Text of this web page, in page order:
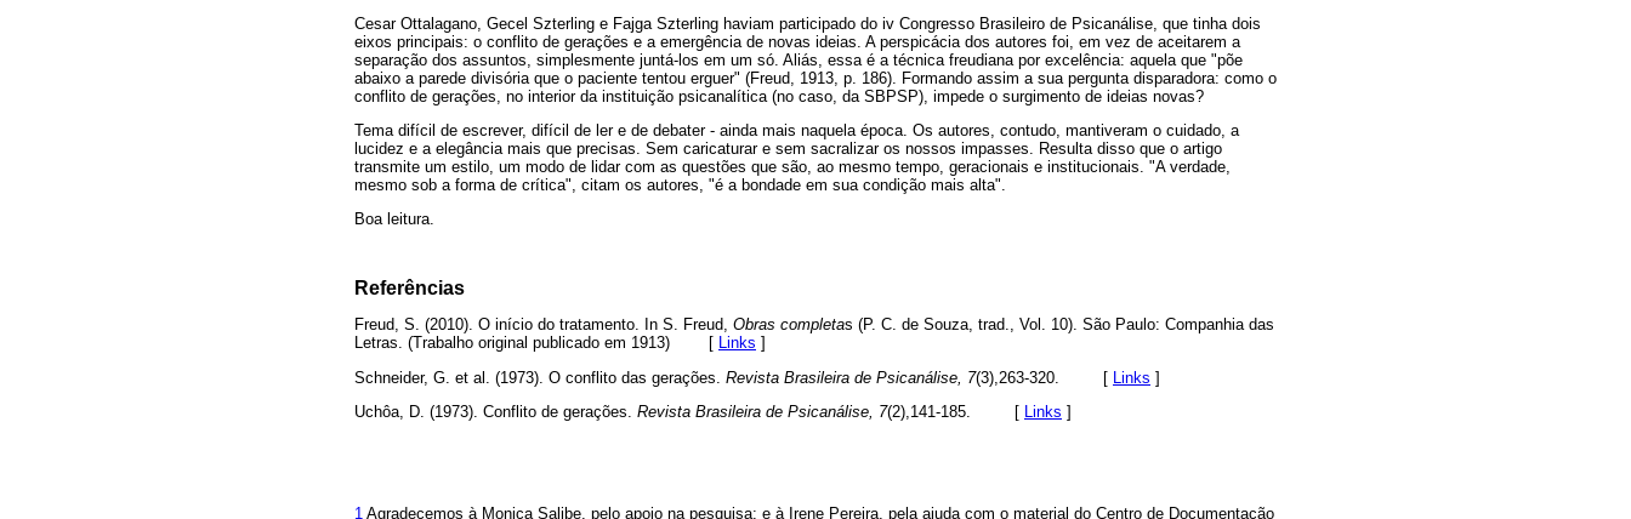
Cesar Ottalagano, Gecel Szterling e Fajga Szterling haviam participado do iv Congresso Brasileiro de Psicanálise, que tinha dois
eixos principais: o conflito de gerações e a emergência de novas ideias. A perspicácia dos autores foi, em vez de aceitarem a
separação dos assuntos, simplesmente juntá-los em um só. Aliás, essa é a técnica freudiana por excelência: aquela que "põe
abaixo a parede divisória que o paciente tentou erguer" (Freud, 1913, p. 186). Formando assim a sua pergunta disparadora: como o
conflito de gerações, no interior da instituição psicanalítica (no caso, da SBPSP), impede o surgimento de ideias novas?
Tema difícil de escrever, difícil de ler e de debater - ainda mais naquela época. Os autores, contudo, mantiveram o cuidado, a
lucidez e a elegância mais que precisas. Sem caricaturar e sem sacralizar os nossos impasses. Resulta disso que o artigo
transmite um estilo, um modo de lidar com as questões que são, ao mesmo tempo, geracionais e institucionais. "A verdade,
mesmo sob a forma de crítica", citam os autores, "é a bondade em sua condição mais alta".
Boa leitura.
Referências
Freud, S. (2010). O início do tratamento. In S. Freud, Obras completas (P. C. de Souza, trad., Vol. 10). São Paulo: Companhia das
Letras. (Trabalho original publicado em 1913) [ Links ]
Schneider, G. et al. (1973). O conflito das gerações. Revista Brasileira de Psicanálise, 7(3),263-320. [ Links ]
Uchôa, D. (1973). Conflito de gerações. Revista Brasileira de Psicanálise, 7(2),141-185. [ Links ]
1 Agradecemos à Monica Salibe, pelo apoio na pesquisa; e à Irene Pereira, pela ajuda com o material do Centro de Documentação